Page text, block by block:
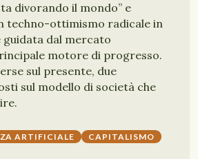
divorando il mondo” e
techno-ottimismo radicale in
guidata dal mercato
motore di progresso.
sul presente, due
sul modello di società che
ARTIFICIALE
CAPITALISMO